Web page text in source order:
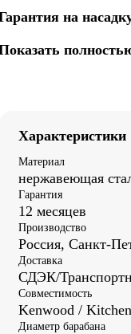
на
Характеристики
Материал
нержавеющая
Гарантия
12 месяцев
Производство
Россия, Санкт-
Доставка
СДЭК/
Совместимость
Kenwood /
Диаметр барабана